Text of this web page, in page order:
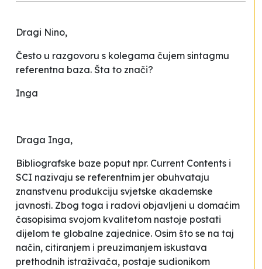
Dragi Nino,
Često u razgovoru s kolegama čujem sintagmu
referentna baza. Šta to znači?
Inga
Draga Inga,
Bibliografske baze poput npr. Current Contents i
SCI nazivaju se referentnim jer obuhvataju
znanstvenu produkciju svjetske akademske
javnosti. Zbog toga i radovi objavljeni u domaćim
časopisima svojom kvalitetom nastoje postati
dijelom te globalne zajednice. Osim što se na taj
način, citiranjem i preuzimanjem iskustava
prethodnih istraživača, postaje sudionikom